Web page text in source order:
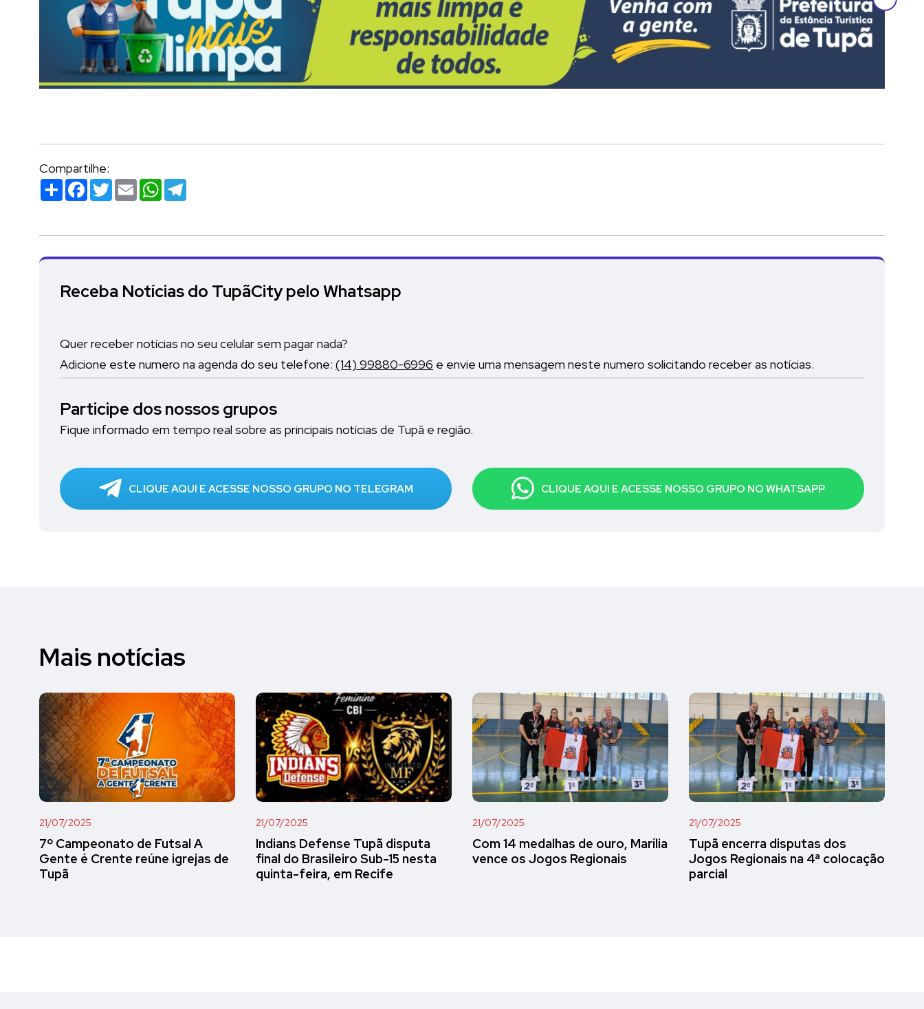
Compartilhe:
Compartilhar
Facebook
TwitterEmailWhatsApp
Receba Notícias do TupãCity pelo Whatsapp
Quer receber notícias no seu celular sem pagar nada?
Adicione este numero na agenda do seu telefone: (14) 99880-6996 e envie uma mensagem neste numero solicitando receber as notícias.
Participe dos nossos grupos
Fique informado em tempo real sobre as principais notícias de Tupã e região.
CLIQUE AQUI E ACESSE NOSSO GRUPO NO TELEGRAM CLIQUE AQUI E ACESSE NOSSO GRUPO NO WHATSAPP
Mais notícias
21/07/2025
7º Campeonato de Futsal A
Gente é Crente reúne igrejas de
Tupã
21/07/2025
Indians Defense Tupã disputa
final do Brasileiro Sub-15 nesta
quinta-feira, em Recife
21/07/2025
Com 14 medalhas de ouro, Marília
vence os Jogos Regionais
21/07/2025
Tupã encerra disputas dos
Jogos Regionais na 4ª colocação
parcial